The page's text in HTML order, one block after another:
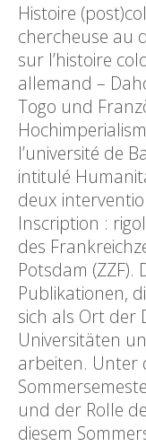
Histoire
chercheuse au
sur l’histoire
allemand –
Togo und
l’université de
intitulé
deux
Inscription :
des
Potsdam
Publikationen,
sich als Ort der
Universitäten
arbeiten. Unter
und der Rolle
diesem